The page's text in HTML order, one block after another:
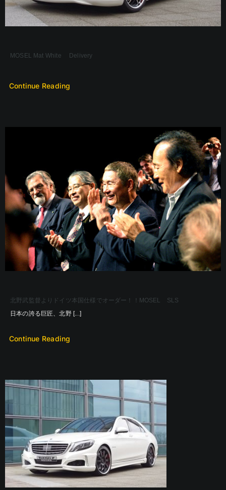
MOSEL Mat White Delivery
Continue Reading
北野武監督よりドイツ本国仕様でオーダー！！MOSEL SLS
日本の誇る巨匠、北野 [...]
Continue Reading